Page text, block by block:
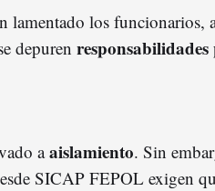
lamentado los funcionarios,
depuren responsabilidades
aaislamiento. Sin
SICAP FEPOL exigen